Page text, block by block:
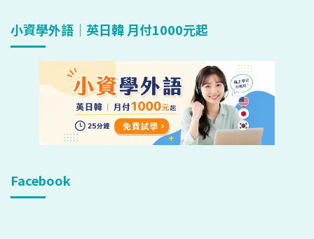
小資學外語｜英日韓 月付1000元起
Facebook